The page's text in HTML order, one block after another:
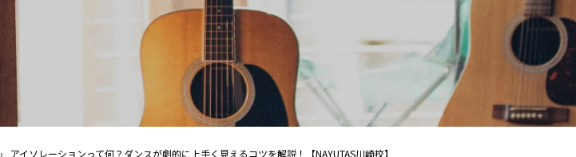
› アイソレーションって何？ダンスが劇的に上手く見えるコツを解説！【NAYUTAS川崎校】